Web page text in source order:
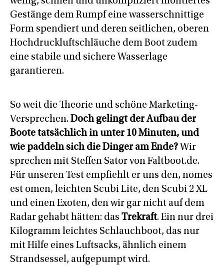
Gestänge dem Rumpf eine wasserschnittige
Form spendiert und deren seitlichen, oberen
Hochdruckluftschläuche dem Boot zudem
eine stabile und sichere Wasserlage
garantieren.
So weit die Theorie und schöne Marketing-
Versprechen. Doch gelingt der Aufbau der
Boote tatsächlich in unter 10 Minuten, und
wie paddeln sich die Dinger am Ende? Wir
sprechen mit Steffen Sator von Faltboot.de.
Für unseren Test empfiehlt er uns den, nomes
est omen, leichten Scubi Lite, den Scubi 2 XL
und einen Exoten, den wir gar nicht auf dem
Radar gehabt hätten: das Trekraft. Ein nur drei
Kilogramm leichtes Schlauchboot, das nur
mit Hilfe eines Luftsacks, ähnlich einem
Strandsessel, aufgepumpt wird.